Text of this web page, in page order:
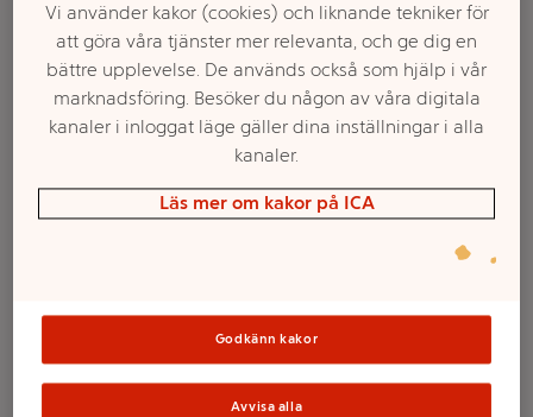
Löksill 250g
Klädesholmen
Välj butik och handla
Sortimentet kan variera mellan butikerna
Vi använder kakor (cookies) och liknande tekniker för
att göra våra tjänster mer relevanta, och ge dig en
bättre upplevelse. De används också som hjälp i vår
marknadsföring. Besöker du någon av våra digitala
kanaler i inloggat läge gäller dina inställningar i alla
kanaler.
Läs mer om kakor på ICA
Godkänn kakor
Avvisa alla